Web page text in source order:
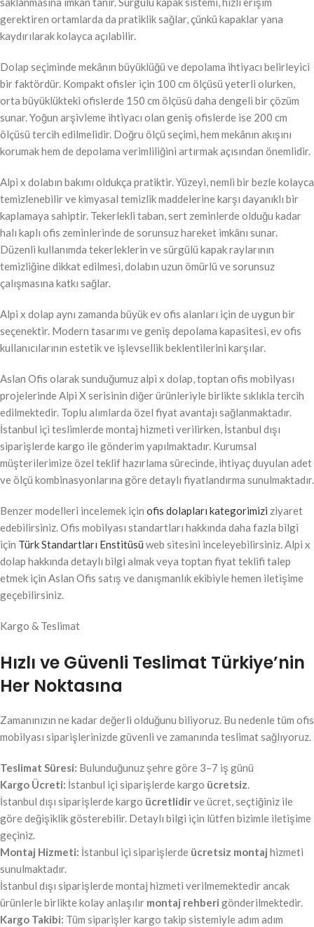
gerektiren ortamlarda da pratiklik sağlar, çünkü kapaklar yana
kaydırılarak kolayca açılabilir.
Dolap seçiminde mekânın büyüklüğü ve depolama ihtiyacı belirleyici
bir faktördür. Kompakt ofisler için 100 cm ölçüsü yeterli olurken,
orta büyüklükteki ofislerde 150 cm ölçüsü daha dengeli bir çözüm
sunar. Yoğun arşivleme ihtiyacı olan geniş ofislerde ise 200 cm
ölçüsü tercih edilmelidir. Doğru ölçü seçimi, hem mekânın akışını
korumak hem de depolama verimliliğini artırmak açısından önemlidir.
Alpi x dolabın bakımı oldukça pratiktir. Yüzeyi, nemli bir bezle kolayca
temizlenebilir ve kimyasal temizlik maddelerine karşı dayanıklı bir
kaplamaya sahiptir. Tekerlekli taban, sert zeminlerde olduğu kadar
halı kaplı ofis zeminlerinde de sorunsuz hareket imkânı sunar.
Düzenli kullanımda tekerleklerin ve sürgülü kapak raylarının
temizliğine dikkat edilmesi, dolabın uzun ömürlü ve sorunsuz
çalışmasına katkı sağlar.
Alpi x dolap aynı zamanda büyük ev ofis alanları için de uygun bir
seçenektir. Modern tasarımı ve geniş depolama kapasitesi, ev ofis
kullanıcılarının estetik ve işlevsellik beklentilerini karşılar.
Aslan Ofis olarak sunduğumuz alpi x dolap, toptan ofis mobilyası
projelerinde Alpi X serisinin diğer ürünleriyle birlikte sıklıkla tercih
edilmektedir. Toplu alımlarda özel fiyat avantajı sağlanmaktadır.
İstanbul içi teslimlerde montaj hizmeti verilirken, İstanbul dışı
siparişlerde kargo ile gönderim yapılmaktadır. Kurumsal
müşterilerimize özel teklif hazırlama sürecinde, ihtiyaç duyulan adet
ve ölçü kombinasyonlarına göre detaylı fiyatlandırma sunulmaktadır.
Benzer modelleri incelemek için ofis dolapları kategorimizi ziyaret
edebilirsiniz. Ofis mobilyası standartları hakkında daha fazla bilgi
için Türk Standartları Enstitüsü web sitesini inceleyebilirsiniz. Alpi x
dolap hakkında detaylı bilgi almak veya toptan fiyat teklifi talep
etmek için Aslan Ofis satış ve danışmanlık ekibiyle hemen iletişime
geçebilirsiniz.
Kargo & Teslimat
Hızlı ve Güvenli Teslimat Türkiye’nin
Her Noktasına
Zamanınızın ne kadar değerli olduğunu biliyoruz. Bu nedenle tüm ofis
mobilyası siparişlerinizde güvenli ve zamanında teslimat sağlıyoruz.
Teslimat Süresi: Bulunduğunuz şehre göre 3–7 iş günü
Kargo Ücreti: İstanbul içi siparişlerde kargo ücretsiz.
İstanbul dışı siparişlerde kargo ücretlidirve ücret, seçtiğiniz ile
göre değişiklik gösterebilir. Detaylı bilgi için lütfen bizimle iletişime
geçiniz.
Montaj Hizmeti: İstanbul içi siparişlerde ücretsiz montaj hizmeti
sunulmaktadır.
İstanbul dışı siparişlerde montaj hizmeti verilmemektedir ancak
ürünlerle birlikte kolay anlaşılır montaj rehberi gönderilmektedir.
Kargo Takibi: Tüm siparişler kargo takip sistemiyle adım adım